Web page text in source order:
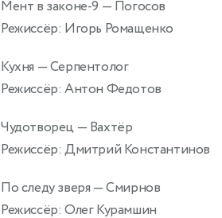
Мент в законе-9 — Погосов
Режиссёр: Игорь Ромащенко
Кухня — Серпентолог
Режиссёр: Антон Федотов
Чудотворец — Вахтёр
Режиссёр: Дмитрий Константинов
По следу зверя — Смирнов
Режиссёр: Олег Курамшин